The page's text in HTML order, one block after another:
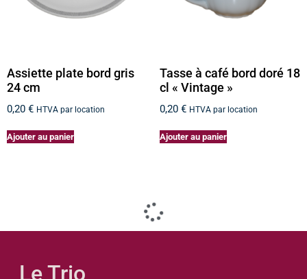
Assiette plate bord gris
24 cm
0,20 € HTVA par location
Ajouter au panier
Tasse à café bord doré 18
cl « Vintage »
0,20 € HTVA par location
Ajouter au panier
Le Trio